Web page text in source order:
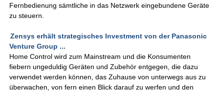
Fernbedienung sämtliche in das Netzwerk eingebundene Geräte
zu steuern.
Zensys erhält strategisches Investment von der Panasonic
Venture Group ...
Home Control wird zum Mainstream und die Konsumenten
fiebern ungeduldig Geräten und Zubehör entgegen, die dazu
verwendet werden können, das Zuhause von unterwegs aus zu
überwachen, von fern einen Blick darauf zu werfen und den